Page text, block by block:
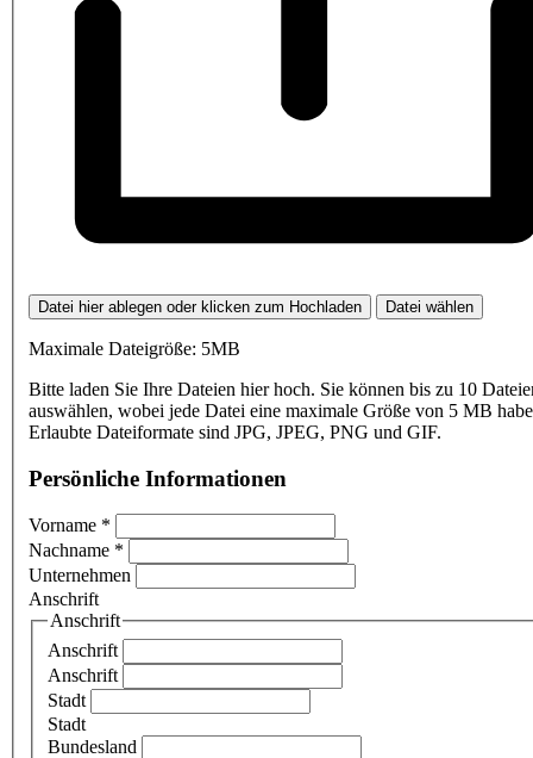
Datei hier ablegen oder klicken zum Hochladen Datei wählen
Maximale Dateigröße: 5MB
Bitte laden Sie Ihre Dateien hier hoch. Sie können bis zu 10
auswählen, wobei jede Datei eine maximale Größe von 5 MB
Erlaubte Dateiformate sind JPG, JPEG, PNG und GIF.
Persönliche Informationen
Vorname *
Nachname *
Unternehmen
Anschrift
Anschrift
Anschrift
Anschrift
Stadt
Stadt
Bundesland